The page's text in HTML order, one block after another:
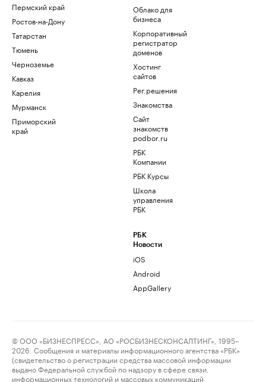
Пермский край
Ростов-на-Дону
Татарстан
Тюмень
Черноземье
Кавказ
Карелия
Мурманск
Приморский
край
Облако для
бизнеса
Корпоративный
регистратор
доменов
Хостинг
сайтов
Рег.решения
Знакомства
Сайт
знакомств
podbor.ru
РБК
Компании
РБК Курсы
Школа
управления
РБК
РБК
Новости
iOS
Android
AppGallery
© ООО «БИЗНЕСПРЕСС», АО «РОСБИЗНЕСКОНСАЛТИНГ», 1995–
2026. Сообщения и материалы информационного агентства «РБК»
(свидетельство о регистрации средства массовой информации
выдано Федеральной службой по надзору в сфере связи,
информационных технологий и массовых коммуникаций